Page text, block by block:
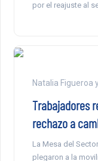
por el reajuste al
Natalia Figueroa
Trabajadores
rechazo a
La Mesa del
plegaron a la